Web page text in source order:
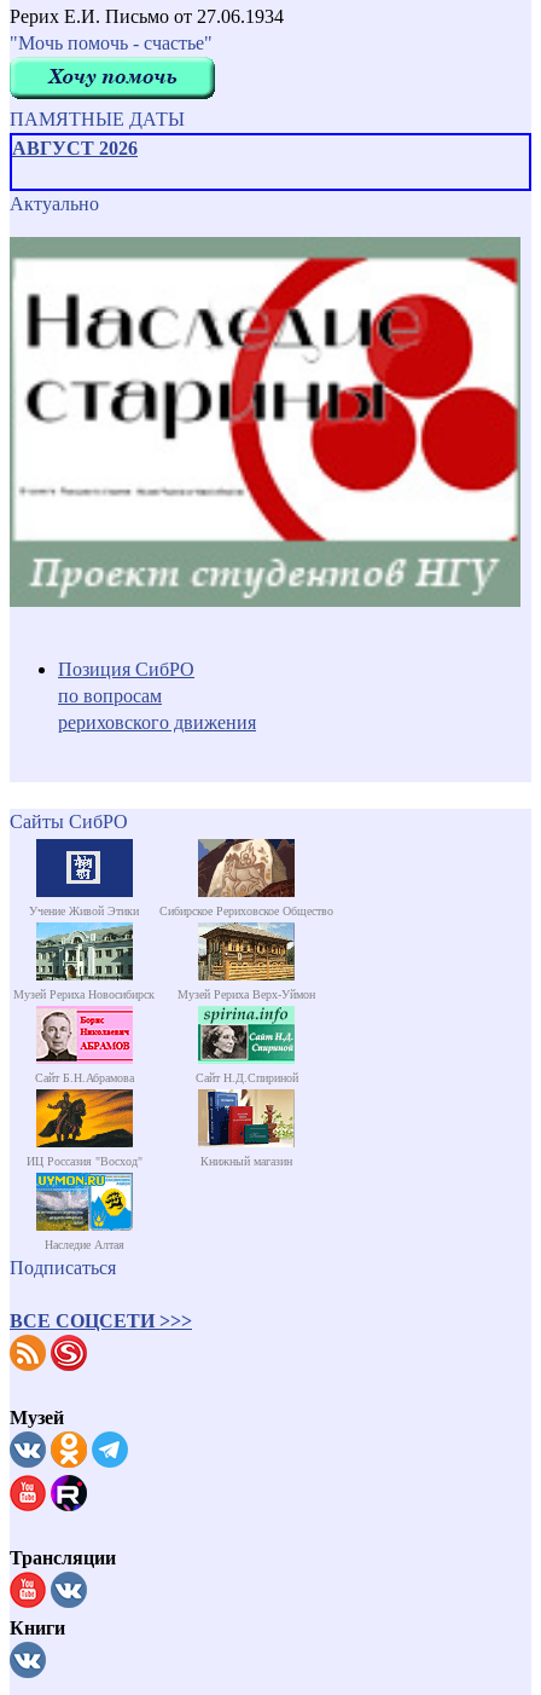
Рерих Е.И. Письмо от 27.06.1934
"Мочь помочь - счастье"
ПАМЯТНЫЕ ДАТЫ
АВГУСТ 2026
Актуально
Позиция СибРО
по вопросам
рериховского движения
Сайты СибРО
Учение Живой Этики Сибирское Рериховское Общество
Музей Рериха Новосибирск Музей Рериха Верх-Уймон
Сайт Б.Н.Абрамова Сайт Н.Д.Спириной
ИЦ Россазия "Восход" Книжный магазин
Наследие Алтая
Подписаться
ВСЕ СОЦСЕТИ >>>
Музей
Трансляции
Книги